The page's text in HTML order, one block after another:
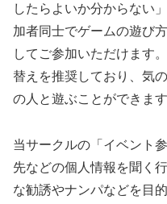
したらよいか分からない
加者同士でゲームの遊び
してご参加いただけます
替えを推奨しており、気
の人と遊ぶことができます
当サークルの「イベント
先などの個人情報を聞く
な勧誘やナンパなどを目